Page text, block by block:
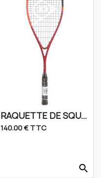
RAQUETTE DE SQUASH DUNLOP CX120
140.00 € TTC
search